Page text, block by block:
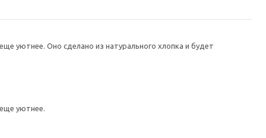
уютнее. Оно сделано из натурального хлопка и будет
уютнее.